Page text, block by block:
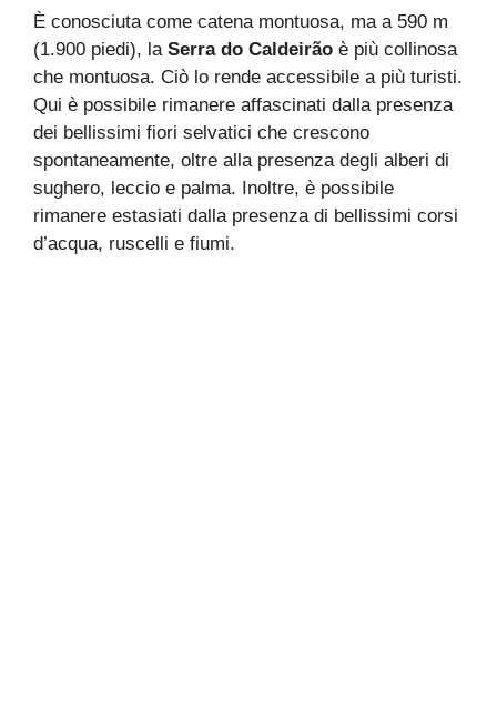
È conosciuta come catena montuosa, ma a 590 m
(1.900 piedi), la Serra do Caldeirão è più collinosa
che montuosa. Ciò lo rende accessibile a più turisti.
Qui è possibile rimanere affascinati dalla presenza
dei bellissimi fiori selvatici che crescono
spontaneamente, oltre alla presenza degli alberi di
sughero, leccio e palma. Inoltre, è possibile
rimanere estasiati dalla presenza di bellissimi corsi
d’acqua, ruscelli e fiumi.